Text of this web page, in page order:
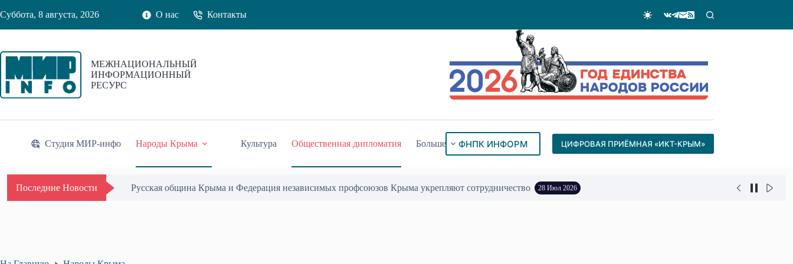
к
Суббота, 8 августа, 2026 О нас Контакты
МЕЖНАЦИОНАЛЬНЫЙ
ИНФОРМАЦИОННЫЙ
РЕСУРС
Студия МИР-инфо Народы Крыма Культура Общественная дипломатия Больше ФНПК ИНФОРМ ЦИФРОВАЯ ПРИЁМНАЯ «ИКТ-КРЫМ»
Последние Новости Одиссей Пипия удостоен Почётного знака «За гражданское служение» 17 Июл 2026